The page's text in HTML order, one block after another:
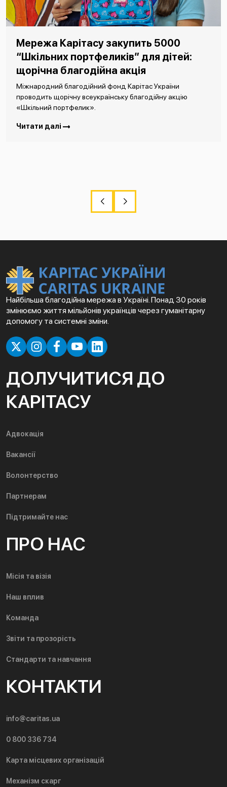
Мережа Карітасу закупить 5000
“Шкільних портфеликів” для дітей:
щорічна благодійна акція
Міжнародний благодійний фонд Карітас України
проводить щорічну всеукраїнську благодійну акцію
«Шкільний портфелик».
Читати далі
Найбільша благодійна мережа в Україні. Понад 30 років
змінюємо життя мільйонів українців через гуманітарну
допомогу та системні зміни.
ДОЛУЧИТИСЯ ДО
КАРІТАСУ
Адвокація
Вакансії
Волонтерство
Партнерам
Підтримайте нас
ПРО НАС
Місія та візія
Наш вплив
Команда
Звіти та прозорість
Стандарти та навчання
КОНТАКТИ
info@caritas.ua
0 800 336 734
Карта місцевих організацій
Механізм скарг